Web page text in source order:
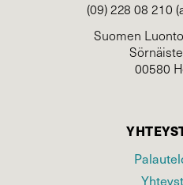
(09) 228 08 210
Suomen
00580